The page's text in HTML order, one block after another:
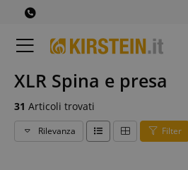
XLR Spina e presa
31 Articoli trovati
Rilevanza Filter